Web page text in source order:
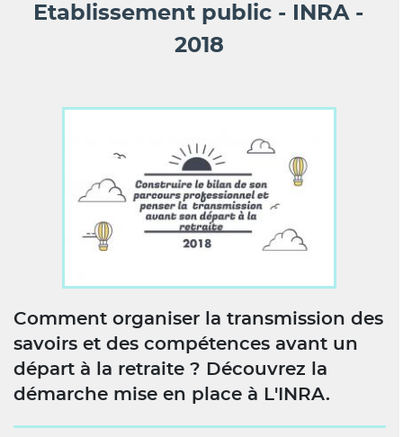
Etablissement public
INRA
2018
Comment organiser la transmission des
savoirs et des compétences avant un
départ à la retraite ? Découvrez la
démarche mise en place à L'INRA.